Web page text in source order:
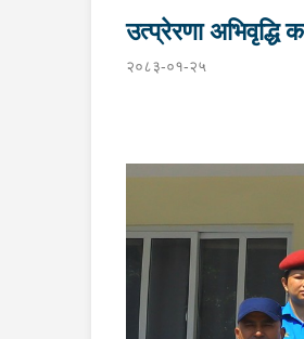
उत्प्रेरणा
२०८३-०१-२५